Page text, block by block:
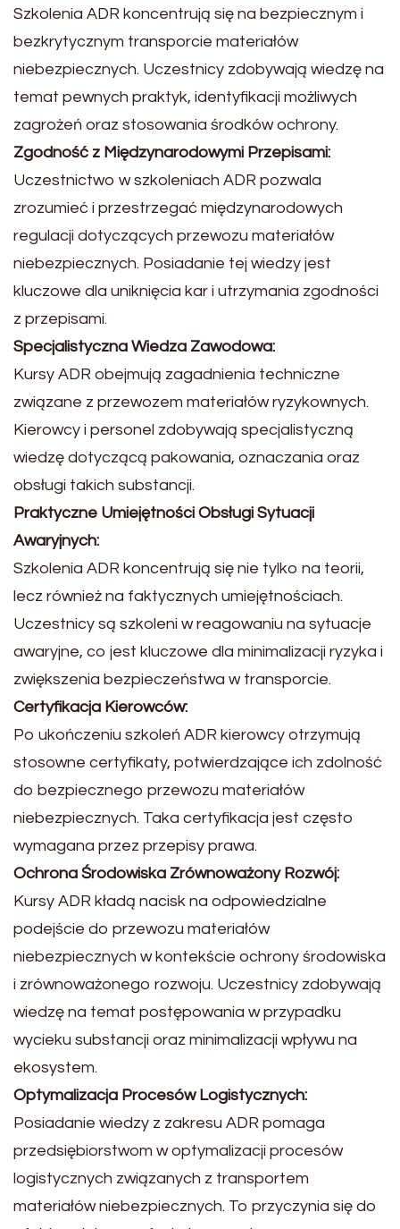
Szkolenia ADR koncentrują się na bezpiecznym i
bezkrytycznym transporcie materiałów
niebezpiecznych. Uczestnicy zdobywają wiedzę na
temat pewnych praktyk, identyfikacji możliwych
zagrożeń oraz stosowania środków ochrony.
Zgodność z Międzynarodowymi Przepisami:
Uczestnictwo w szkoleniach ADR pozwala
zrozumieć i przestrzegać międzynarodowych
regulacji dotyczących przewozu materiałów
niebezpiecznych. Posiadanie tej wiedzy jest
kluczowe dla uniknięcia kar i utrzymania zgodności
z przepisami.
Specjalistyczna Wiedza Zawodowa:
Kursy ADR obejmują zagadnienia techniczne
związane z przewozem materiałów ryzykownych.
Kierowcy i personel zdobywają specjalistyczną
wiedzę dotyczącą pakowania, oznaczania oraz
obsługi takich substancji.
Praktyczne Umiejętności Obsługi Sytuacji
Awaryjnych:
Szkolenia ADR koncentrują się nie tylko na teorii,
lecz również na faktycznych umiejętnościach.
Uczestnicy są szkoleni w reagowaniu na sytuacje
awaryjne, co jest kluczowe dla minimalizacji ryzyka i
zwiększenia bezpieczeństwa w transporcie.
Certyfikacja Kierowców:
Po ukończeniu szkoleń ADR kierowcy otrzymują
stosowne certyfikaty, potwierdzające ich zdolność
do bezpiecznego przewozu materiałów
niebezpiecznych. Taka certyfikacja jest często
wymagana przez przepisy prawa.
Ochrona Środowiska Zrównoważony Rozwój:
Kursy ADR kładą nacisk na odpowiedzialne
podejście do przewozu materiałów
niebezpiecznych w kontekście ochrony środowiska
i zrównoważonego rozwoju. Uczestnicy zdobywają
wiedzę na temat postępowania w przypadku
wycieku substancji oraz minimalizacji wpływu na
ekosystem.
Optymalizacja Procesów Logistycznych:
Posiadanie wiedzy z zakresu ADR pomaga
przedsiębiorstwom w optymalizacji procesów
logistycznych związanych z transportem
materiałów niebezpiecznych. To przyczynia się do